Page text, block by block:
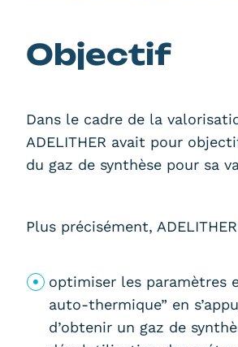
Objectif
Dans le cadre de la
ADELITHER avait pour
du gaz de synthèse pour sa
Plus précisément,
optimiser les paramètres
auto-thermique” en
d’obtenir un gaz de